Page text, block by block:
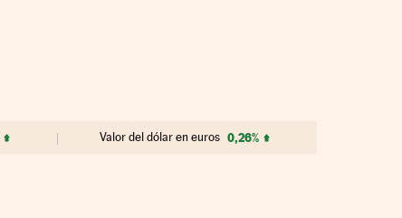
Valor del dólar en euros 0,26%